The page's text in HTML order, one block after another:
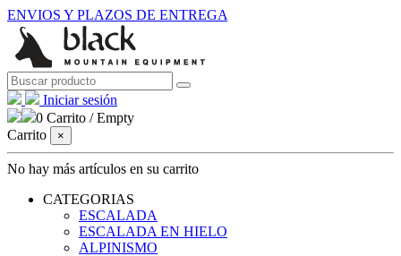
ENVIOS Y PLAZOS DE ENTREGA
Iniciar sesión
0 Carrito /Empty
Carrito
×
No hay más artículos en su carrito
CATEGORIAS
ESCALADA
ESCALADA EN HIELO
ALPINISMO